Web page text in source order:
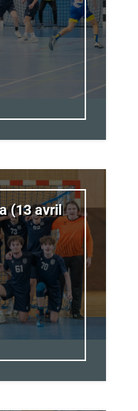
(13 avril